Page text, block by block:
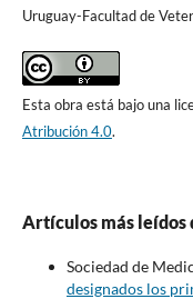
Uruguay-Facultad de
Esta obra está bajo una
Atribución 4.0.
Artículos más leídos
Sociedad de
designados los